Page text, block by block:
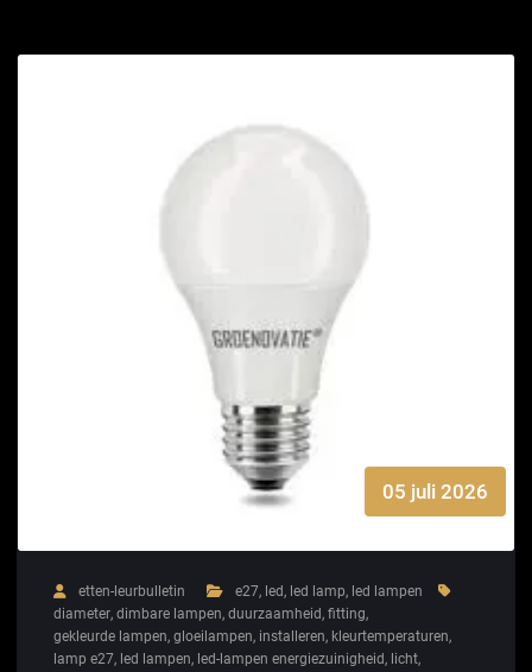
05 juli 2026
etten-leurbulletin e27, led, led lamp, led lampen
diameter, dimbare lampen, duurzaamheid, fitting,
gekleurde lampen, gloeilampen, installeren, kleurtemperaturen,
lamp e27, led lampen, led-lampen energiezuinigheid, licht,